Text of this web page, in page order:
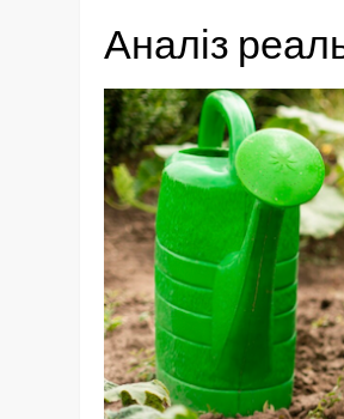
Аналіз